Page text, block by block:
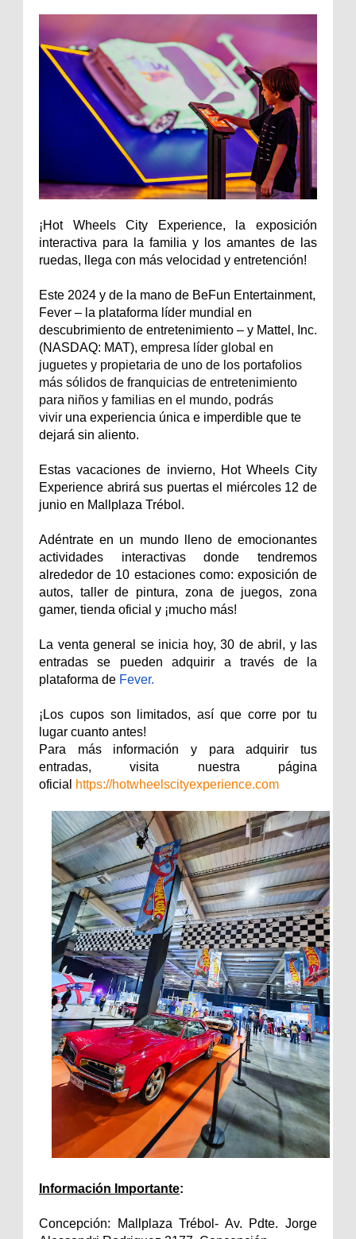
¡Hot Wheels City Experience, la exposición
interactiva para la familia y los amantes de las
ruedas, llega con más velocidad y entretención!
Este 2024 y de la mano de BeFun Entertainment,
Fever – la plataforma líder mundial en
descubrimiento de entretenimiento – y Mattel, Inc.
(NASDAQ: MAT), empresa líder global en
juguetes y propietaria de uno de los portafolios
más sólidos de franquicias de entretenimiento
para niños y familias en el mundo, podrás
vivir una experiencia única e imperdible que te
dejará sin aliento.
Estas vacaciones de invierno, Hot Wheels City
Experience abrirá sus puertas el miércoles 12 de
junio en Mallplaza Trébol.
Adéntrate en un mundo lleno de emocionantes
actividades interactivas donde tendremos
alrededor de 10 estaciones como: exposición de
autos, taller de pintura, zona de juegos, zona
gamer, tienda oficial y ¡mucho más!
La venta general se inicia hoy, 30 de abril, y las
entradas se pueden adquirir a través de la
plataforma de Fever.
¡Los cupos son limitados, así que corre por tu
lugar cuanto antes!
Para más información y para adquirir tus
entradas, visita nuestra página
oficial
https://hotwheelscityexperience.com
Información Importante:
Concepción: Mallplaza Trébol- Av. Pdte. Jorge